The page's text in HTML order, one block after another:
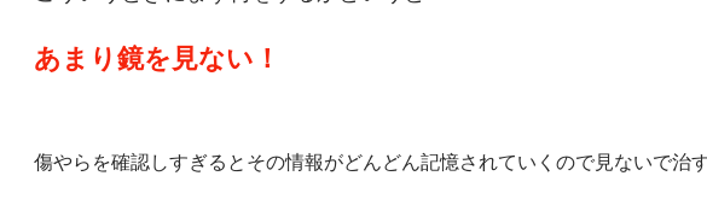
あまり鏡を見ない！
傷やらを確認しすぎるとその情報がどんどん記憶されていくので見ないで治す